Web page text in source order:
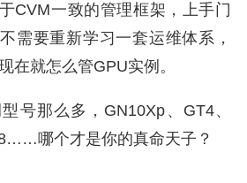
CVM一致的管理框架，上手门
需要重新学习一套运维体系，
在就怎么管GPU实例。
号那么多，GN10Xp、GT4、
哪个才是你的真命天子？